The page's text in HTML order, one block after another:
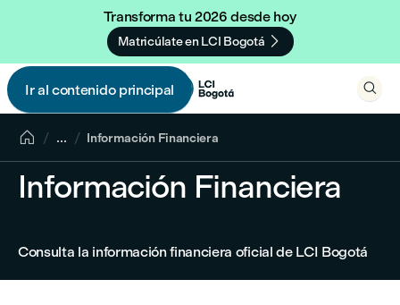
Transforma tu 2026 desde hoy
Matricúlate en LCI Bogotá 
Ir al contenido principal
 
 ... Información Financiera
Información Financiera
Consulta la información financiera oficial de LCI Bogotá